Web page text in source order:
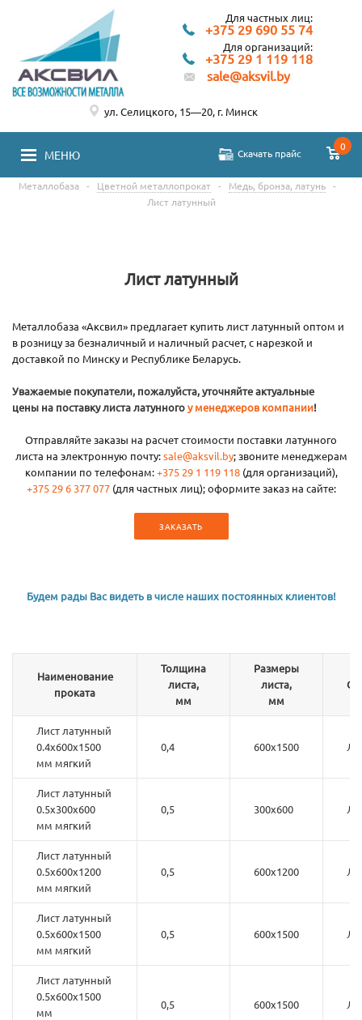
Для частных лиц:
+375 29 690 55 74
Для организаций:
+375 29 1 119 118
sale@aksvil.by
МЕНЮ Скачать прайс
0
ул. Селицкого, 15—20, г. Минск
Металлобаза - Цветной металлопрокат - Медь, бронза, латунь -
Лист латунный
Лист латунный
Металлобаза «Аксвил» предлагает купить лист латунный оптом и
в розницу за безналичный и наличный расчет, с нарезкой и
доставкой по Минску и Республике Беларусь.
Уважаемые покупатели, пожалуйста, уточняйте актуальные
цены на поставку листа латунногоу менеджеров компании!
Отправляйте заказы на расчет стоимости поставки латунного
листа на электронную почту:sale@aksvil.by; звоните менеджерам
компании по телефонам:+375 29 1 119 118(для организаций),
+375 29 6 377 077(для частных лиц); оформите заказ на сайте:
ЗАКАЗАТЬ
Будем рады Вас видеть в числе наших постоянных клиентов!
Наименование
проката
Толщина
листа,
мм
Размеры
листа,
мм
Лист латунный
0.4х600х1500
мм мягкий
0,4 600х1500
Лист латунный
0.5х300х600
мм мягкий
0,5 300х600
Лист латунный
0.5х600х1200
мм мягкий
0,5 600х1200
Лист латунный
0.5х600х1500
мм мягкий
0,5 600х1500
Лист латунный
0.5х600х1500
мм
0,5 600х1500